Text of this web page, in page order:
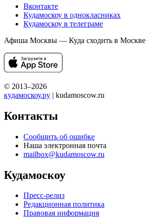
Вконтакте
Кудамоскоу в однокласниках
Кудамоскоу в телеграме
Афиша Москвы — Куда сходить в Москве
© 2013–2026
кудамоскоу.ру | kudamoscow.ru
Контакты
Сообщить об ошибке
Наша электронная почта
mailbox@kudamoscow.ru
Кудамоскоу
Пресс-релиз
Редакционная политика
Правовая информация